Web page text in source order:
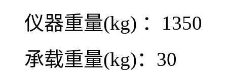
仪器重量(kg) ：1350
承载重量(kg)：30